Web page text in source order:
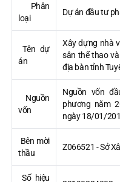
Phân
loại
Dự án đầu tư
Tên dự
án
Xây dựng nhà
sân thể thao
địa bàn tỉnh
Nguồn
vốn
Nguồn vốn
phương năm
ngày 18/01/
Bên mời
thầu
Z066521 - Sở
Số hiệu